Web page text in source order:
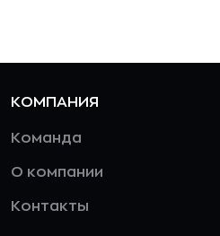
КОМПАНИЯ
Команда
О компании
Контакты